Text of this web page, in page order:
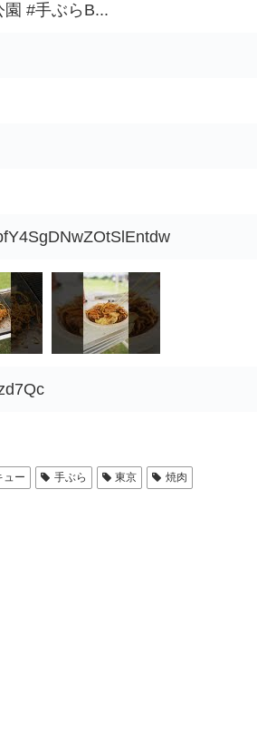
#手ぶらB...
ュー 手ぶら 東京 焼肉